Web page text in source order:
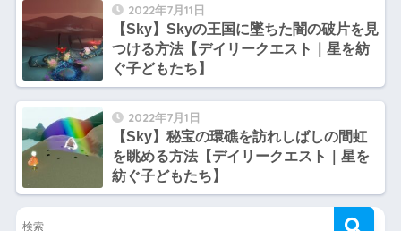
2022年7月11日
【Sky】Skyの王国に墜ちた闇の破片を見
つける方法【デイリークエスト｜星を紡
ぐ子どもたち】
2022年7月1日
【Sky】秘宝の環礁を訪れしばしの間虹
を眺める方法【デイリークエスト｜星を
紡ぐ子どもたち】